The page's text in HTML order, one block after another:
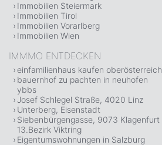
Immobilien Steiermark
Immobilien Tirol
Immobilien Vorarlberg
Immobilien Wien
IMMMO ENTDECKEN
einfamilienhaus kaufen oberösterreich
bauernhof zu pachten in neuhofen
ybbs
Josef Schlegel Straße, 4020 Linz
Unterberg, Eisenstadt
Siebenbürgengasse, 9073 Klagenfurt
13.Bezirk Viktring
Eigentumswohnungen in Salzburg